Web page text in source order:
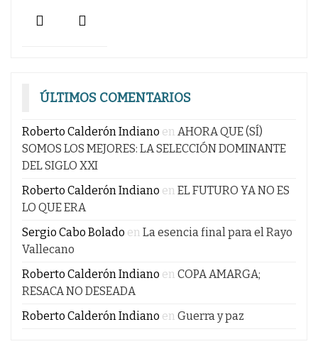
ÚLTIMOS COMENTARIOS
Roberto Calderón Indiano en AHORA QUE (SÍ)
SOMOS LOS MEJORES: LA SELECCIÓN DOMINANTE
DEL SIGLO XXI
Roberto Calderón Indiano en EL FUTURO YA NO ES
LO QUE ERA
Sergio Cabo Bolado en La esencia final para el Rayo
Vallecano
Roberto Calderón Indiano en COPA AMARGA;
RESACA NO DESEADA
Roberto Calderón Indiano en Guerra y paz